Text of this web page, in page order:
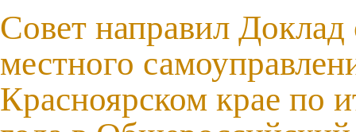
Совет направил Доклад
местного
Красноярском крае по